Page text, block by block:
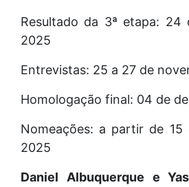
Resultado da 3ª etapa: 24
2025
Entrevistas: 25 a 27 de
Homologação final: 04 de
Nomeações: a partir de 15
2025
Daniel Albuquerque e